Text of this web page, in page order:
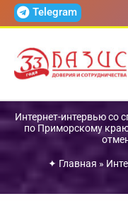
ПерейтиTelegram
Интернет-интервью со
по Приморскому
✦ Главная »